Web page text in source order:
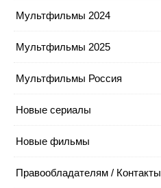
Мультфильмы 2024
Мультфильмы 2025
Мультфильмы Россия
Новые сериалы
Новые фильмы
Правообладателям / Контакты